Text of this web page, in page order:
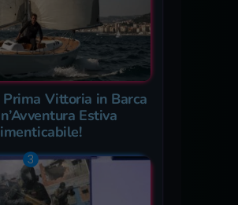
Prima Vittoria in Barca
Estiva